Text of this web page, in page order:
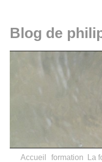
Blog de
Accueil formation La